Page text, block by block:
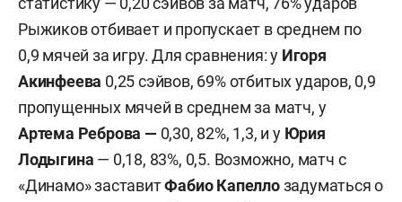
Рыжиков отбивает и пропускает в среднем по
0,9 мячей за игру. Для сравнения: у Игоря
Акинфеева 0,25 сэйвов, 69% отбитых ударов, 0,9
пропущенных мячей в среднем за матч, у
Артема Реброва — 0,30, 82%, 1,3, и у Юрия
Лодыгина — 0,18, 83%, 0,5. Возможно, матч с
«Динамо» заставитФабио Капеллозадуматься о